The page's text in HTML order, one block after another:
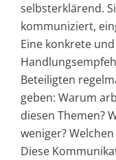
selbsterklärend.
kommuniziert,
Eine konkrete
Beteiligten
geben: Warum
diesen Themen?
weniger?
Diese